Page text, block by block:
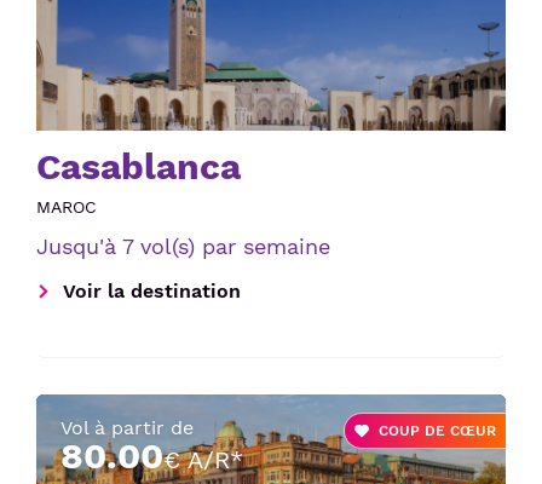
Casablanca
MAROC
Jusqu'à 7 vol(s) par semaine
Voir la destination
COUP DE CŒUR
Vol à partir de
80.00€ A/R*